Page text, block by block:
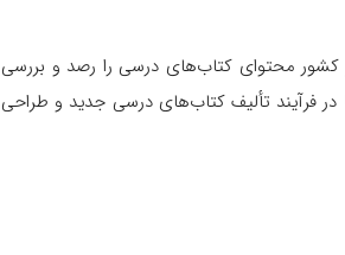
کشور محتوای کتاب‌های درسی را رصد و بررسی
در فرآیند تألیف کتاب‌های درسی جدید و طراحی